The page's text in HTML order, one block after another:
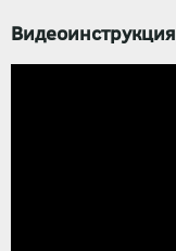
Видеоинструкция